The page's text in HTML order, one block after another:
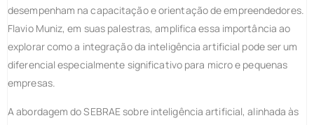
desempenham na capacitação e orientação de empreendedores.
Flavio Muniz, em suas palestras, amplifica essa importância ao
explorar como a integração da inteligência artificial pode ser um
diferencial especialmente significativo para micro e pequenas
empresas.
A abordagem do SEBRAE sobre inteligência artificial, alinhada às